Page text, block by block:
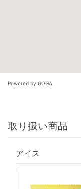
Powered by GOGA
取り扱い商品
アイス